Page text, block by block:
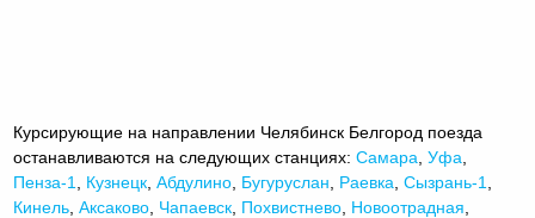
Курсирующие на направлении Челябинск Белгород поезда
останавливаются на следующих станциях:Самара ,Уфа
Пенза-1
Кузнецк ,Абдулино Бугуруслан Раевка ,Сызрань-1
Кинель ,Аксаково Чапаевск Похвистнево Новоотрадная